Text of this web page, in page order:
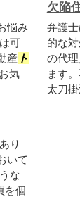
悩み
可
産 ト
気
欠陥
弁護
的な
の代
ます
太刀
り
いて
な
を個